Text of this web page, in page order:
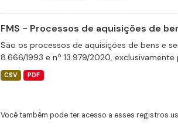
FMS - Processos de aquisições de
São os processos de aquisições de bens e
8.666/1993 e nº 13.979/2020, exclusivamente
CSV PDF
Você também pode ter acesso a esses registros